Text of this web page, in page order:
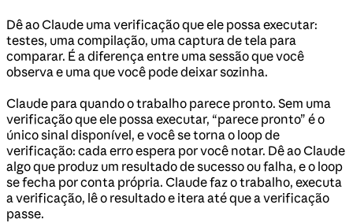
Dê ao Claude uma verificação que ele possa executar:
testes, uma compilação, uma captura de tela para
comparar. É a diferença entre uma sessão que você
observa e uma que você pode deixar sozinha.
Claude para quando o trabalho parece pronto. Sem uma
verificação que ele possa executar, “parece pronto” é o
único sinal disponível, e você se torna o loop de
verificação: cada erro espera por você notar. Dê ao Claude
algo que produz um resultado de sucesso ou falha, e o loop
se fecha por conta própria. Claude faz o trabalho, executa
a verificação, lê o resultado e itera até que a verificação
passe.